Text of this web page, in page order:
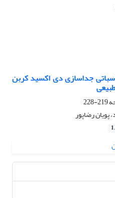
جداسازی دی اکسید کربن
219-228
رضاپور